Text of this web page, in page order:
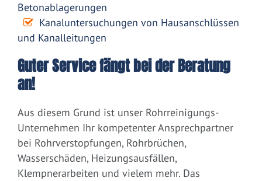
Betonablagerungen
Kanaluntersuchungen von Hausanschlüssen
und Kanalleitungen
Guter Service fängt bei der Beratung
an!
Aus diesem Grund ist unser Rohrreinigungs-
Unternehmen Ihr kompetenter Ansprechpartner
bei Rohrverstopfungen, Rohrbrüchen,
Wasserschäden, Heizungsausfällen,
Klempnerarbeiten und vielem mehr. Das